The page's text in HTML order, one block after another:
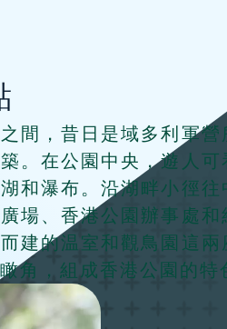
間，昔日是域多利軍營
。在公園中央，遊人可
和瀑布。沿湖畔小徑往
場、香港公園辦事處和
建的温室和觀鳥園這兩
角，組成香港公園的特